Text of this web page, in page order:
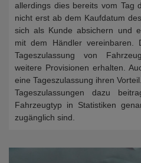
allerdings dies bereits vom Tag
nicht erst ab dem Kaufdatum
sich als Kunde absichern und
mit dem Händler vereinbaren.
Tageszulassung von
weitere Provisionen erhalten.
eine Tageszulassung ihren
Tageszulassungen dazu
Fahrzeugtyp in Statistiken
zugänglich sind.